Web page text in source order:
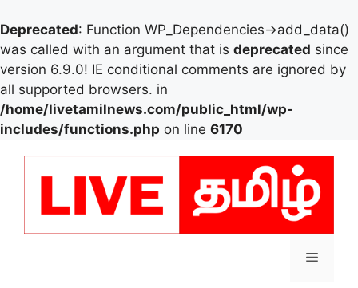
Deprecated: Function WP_Dependencies->add_data()
was called with an argument that is deprecated since
version 6.9.0! IE conditional comments are ignored by
all supported browsers. in
/home/livetamilnews.com/public_html/wp-
includes/functions.php on line 6170
Menu